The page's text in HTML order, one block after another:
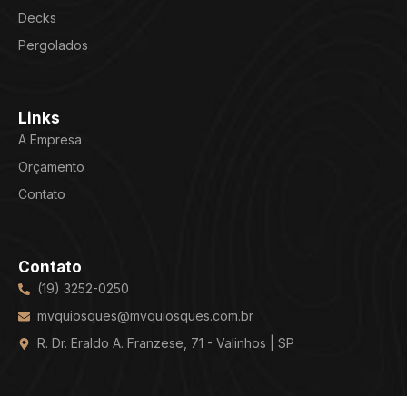
Decks
Pergolados
Links
A Empresa
Orçamento
Contato
Contato
(19) 3252-0250
mvquiosques@mvquiosques.com.br
R. Dr. Eraldo A. Franzese, 71 - Valinhos | SP